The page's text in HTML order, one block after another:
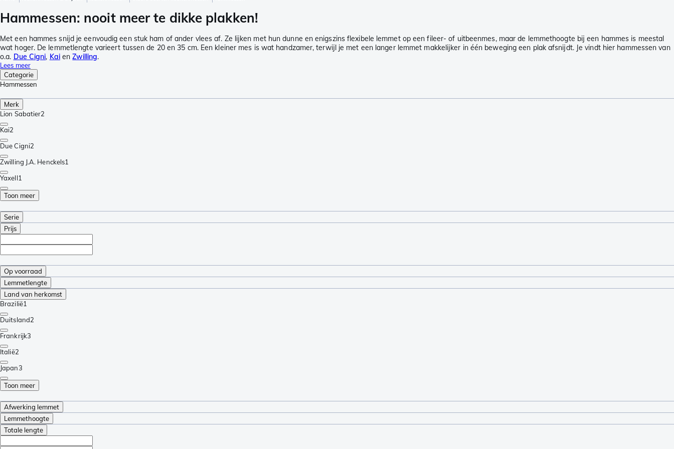
Hammessen: nooit meer te dikke plakken!
Met een hammes snijd je eenvoudig een stuk ham of ander vlees af. Ze lijken met hun dunne en enigszins flexibele lemmet op een fileer- of uitbeenmes, maar de lemmethoogte bij een hammes is meestal
wat hoger. De lemmetlengte varieert tussen de 20 en 35 cm. Een kleiner mes is wat handzamer, terwijl je met een langer lemmet makkelijker in één beweging een plak afsnijdt. Je vindt hier hammessen van
o.a. Due Cigni, KaienZwilling.
Lees meer
Categorie
Hammessen
Merk
Lion Sabatier2
Kai2
Due Cigni2
Zwilling J.A. Henckels1
Yaxell1
Toon meer
Serie
Prijs
Op voorraad
Lemmetlengte
Land van herkomst
Brazilië1
Duitsland2
Frankrijk3
Italië2
Japan3
Toon meer
Afwerking lemmet
Lemmethoogte
Totale lengte